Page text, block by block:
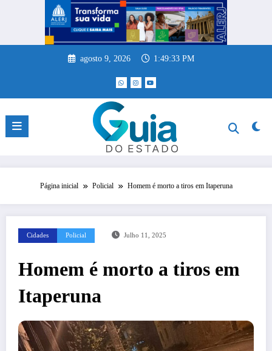
agosto 9, 2026 1:49:34 PM
Página inicial Policial Homem é morto a tiros em Itaperuna
Cidades Policial Julho 11, 2025
Homem é morto a tiros em
Itaperuna